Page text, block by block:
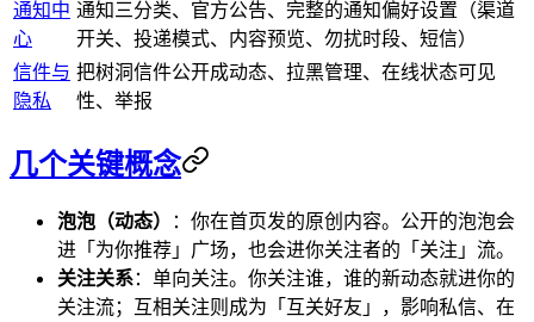
通知中
心
通知三分类、官方公告、完整的通知偏好设置（渠道
开关、投递模式、内容预览、勿扰时段、短信）
信件与
隐私
把树洞信件公开成动态、拉黑管理、在线状态可见
性、举报
几个关键概念
泡泡（动态）
：你在首页发的原创内容。公开的泡泡会
进「为你推荐」广场，也会进你关注者的「关注」流。
关注关系：单向关注。你关注谁，谁的新动态就进你的
关注流；互相关注则成为「互关好友」，影响私信、在